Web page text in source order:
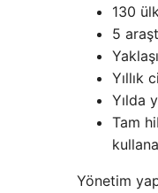
130
5
Yıllık
Yılda
Tam
Yönetim